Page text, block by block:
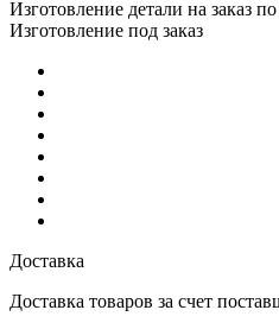
Изготовление детали на заказ
Изготовление под заказ
Доставка
Доставка товаров за счет